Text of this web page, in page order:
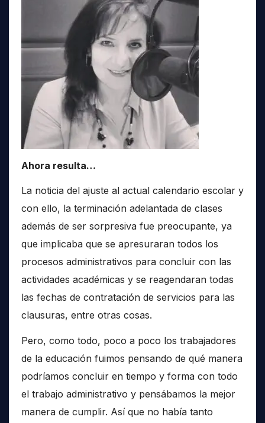
Ahora resulta…
La noticia del ajuste al actual calendario escolar y
con ello, la terminación adelantada de clases
además de ser sorpresiva fue preocupante, ya
que implicaba que se apresuraran todos los
procesos administrativos para concluir con las
actividades académicas y se reagendaran todas
las fechas de contratación de servicios para las
clausuras, entre otras cosas.
Pero, como todo, poco a poco los trabajadores
de la educación fuimos pensando de qué manera
podríamos concluir en tiempo y forma con todo
el trabajo administrativo y pensábamos la mejor
manera de cumplir. Así que no había tanto